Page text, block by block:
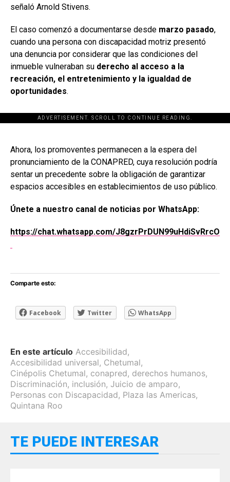
señaló Arnold Stivens.
El caso comenzó a documentarse desde marzo pasado,
cuando una persona con discapacidad motriz presentó
una denuncia por considerar que las condiciones del
inmueble vulneraban su derecho al acceso a la
recreación, el entretenimiento y la igualdad de
oportunidades.
ADVERTISEMENT. SCROLL TO CONTINUE READING.
[adsforwp id="243463"]
Ahora, los promoventes permanecen a la espera del
pronunciamiento de la CONAPRED, cuya resolución podría
sentar un precedente sobre la obligación de garantizar
espacios accesibles en establecimientos de uso público.
Únete a nuestro canal de noticias por WhatsApp:
https://chat.whatsapp.com/J8gzrPrDUN99uHdiSvRrcO
Comparte esto:
Facebook Twitter WhatsApp
En este artículo Accesibilidad,
Accesibilidad universal, Chetumal,
Cinépolis Chetumal, conapred, derechos humanos,
Discriminación, inclusión, Juicio de amparo,
Personas con Discapacidad, Plaza las Americas,
Quintana Roo
TE PUEDE INTERESAR